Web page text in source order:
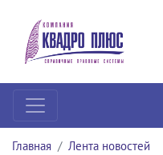
Главная
Лента новостей